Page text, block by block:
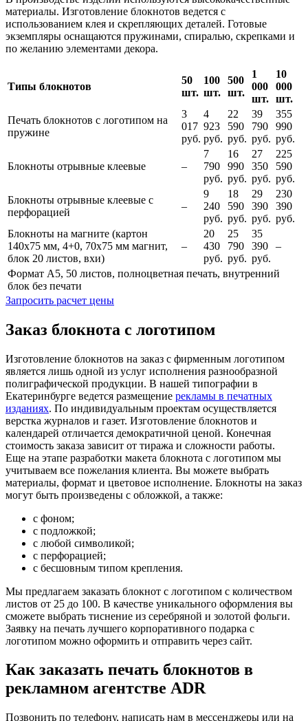
материалы. Изготовление блокнотов ведется с
использованием клея и скрепляющих деталей. Готовые
экземпляры оснащаются пружинами, спиралью, скрепками и
по желанию элементами декора.
Типы блокнотов
50
шт.
100
шт.
500
шт.
1
000
шт.
10
000
шт.
Печать блокнотов с логотипом на
пружине
3
017
руб.
4
923
руб.
22
590
руб.
39
790
руб.
355
990
руб.
Блокноты отрывные клеевые –
7
790
руб.
16
990
руб.
27
350
руб.
225
590
руб.
Блокноты отрывные клеевые с
перфорацией
–
9
240
руб.
18
590
руб.
29
390
руб.
230
390
руб.
Блокноты на магните (картон
140х75 мм, 4+0, 70х75 мм магнит,
блок 20 листов, вхи)
–
20
430
руб.
25
790
руб.
35
390
руб.
–
Формат А5, 50 листов, полноцветная печать, внутренний
блок без печати
Запросить расчет цены
Заказ блокнота с логотипом
Изготовление блокнотов на заказ с фирменным логотипом
является лишь одной из услуг исполнения разнообразной
полиграфической продукции. В нашей типографии в
Екатеринбурге ведется размещение рекламы в печатных
изданиях. По индивидуальным проектам осуществляется
верстка журналов и газет. Изготовление блокнотов и
календарей отличается демократичной ценой. Конечная
стоимость заказа зависит от тиража и сложности работы.
Еще на этапе разработки макета блокнота с логотипом мы
учитываем все пожелания клиента. Вы можете выбрать
материалы, формат и цветовое исполнение. Блокноты на заказ
могут быть произведены с обложкой, а также:
с фоном;
с подложкой;
с любой символикой;
с перфорацией;
с бесшовным типом крепления.
Мы предлагаем заказать блокнот с логотипом с количеством
листов от 25 до 100. В качестве уникального оформления вы
сможете выбрать тиснение из серебряной и золотой фольги.
Заявку на печать лучшего корпоративного подарка с
логотипом можно оформить и отправить через сайт.
Как заказать печать блокнотов в
рекламном агентстве ADR
Позвонить по телефону, написать нам в мессенджеры или на